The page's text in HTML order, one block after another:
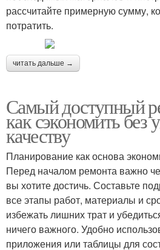
рассчитайте примерную сумму,
потратить.
читать дальше →
Самый доступный
как сэкономить без
качеству
Планирование как основа
Перед началом ремонта важно
вы хотите достичь. Составьте
все этапы работ, материалы и
избежать лишних трат и
ничего важного. Удобно
приложения или таблицы для